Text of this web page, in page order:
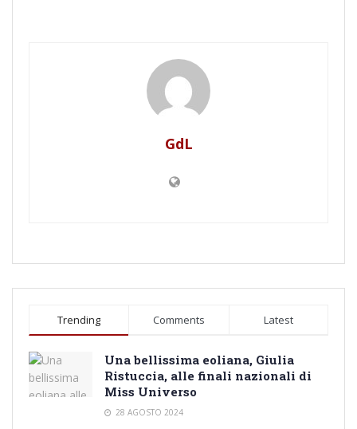
GdL
Trending Comments Latest
Una bellissima eoliana, Giulia
Ristuccia, alle finali nazionali di
Miss Universo
28 AGOSTO 2024